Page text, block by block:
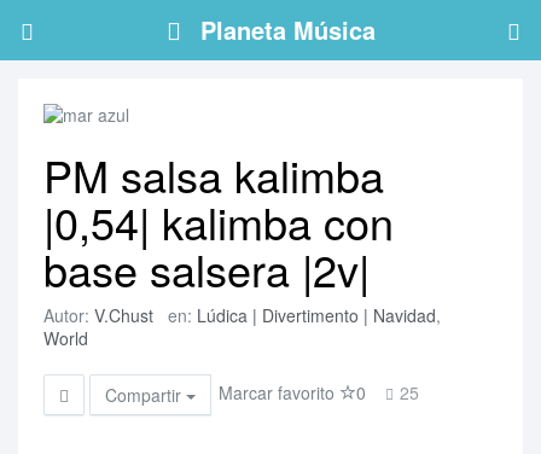
Planeta Música
PM salsa kalimba
|0,54| kalimba con
base salsera |2v|
Autor: V.Chust en: Lúdica | Divertimento | Navidad,
World
Compartir Marcar favorito 0 25